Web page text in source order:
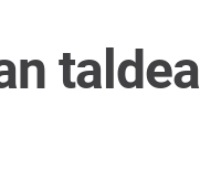
taldea